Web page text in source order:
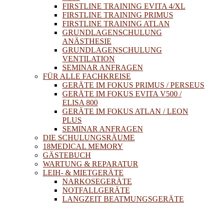
FIRSTLINE TRAINING EVITA 4/XL
FIRSTLINE TRAINING PRIMUS
FIRSTLINE TRAINING ATLAN
GRUNDLAGENSCHULUNG
ANÄSTHESIE
GRUNDLAGENSCHULUNG
VENTILATION
SEMINAR ANFRAGEN
FÜR ALLE FACHKREISE
GERÄTE IM FOKUS PRIMUS / PERSEUS
GERÄTE IM FOKUS EVITA V500 /
ELISA 800
GERÄTE IM FOKUS ATLAN / LEON
PLUS
SEMINAR ANFRAGEN
DIE SCHULUNGSRÄUME
18MEDICAL MEMORY
GÄSTEBUCH
WARTUNG & REPARATUR
LEIH- & MIETGERÄTE
NARKOSEGERÄTE
NOTFALLGERÄTE
LANGZEIT BEATMUNGSGERÄTE